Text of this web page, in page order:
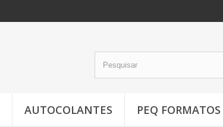
AUTOCOLANTES PEQ FORMATOS